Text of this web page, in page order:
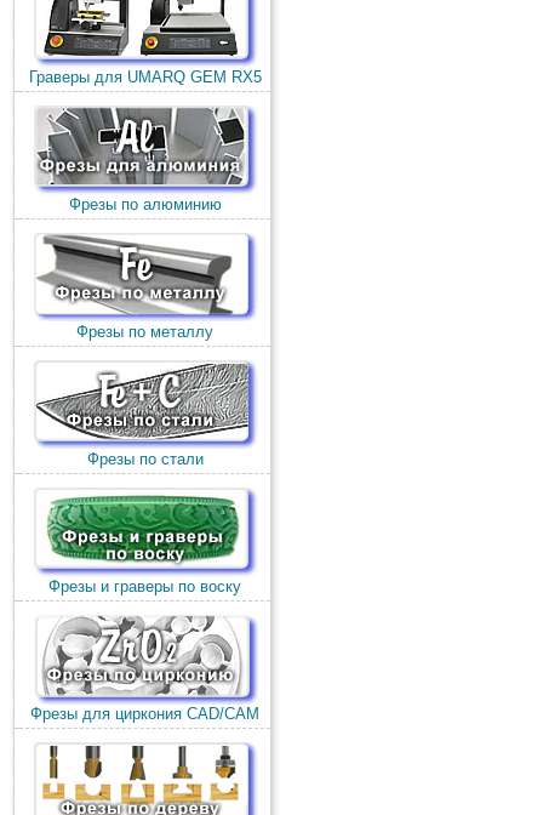
Граверы для UMARQ GEM RX5
Фрезы по алюминию
Фрезы по металлу
Фрезы по стали
Фрезы и граверы по воску
Фрезы для циркония CAD/CAM